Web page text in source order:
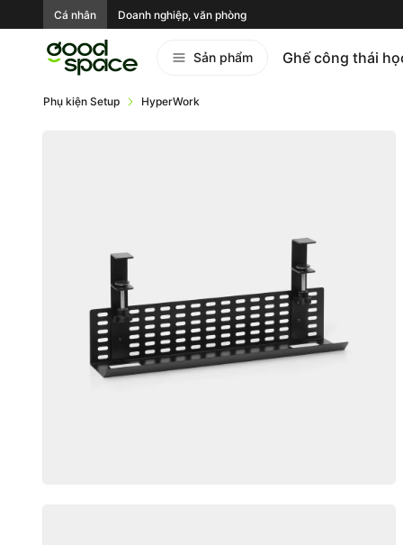
Cá nhân Doanh nghiệp, văn phòng
Sản phẩm Ghế công thái
Phụ kiện Setup HyperWork